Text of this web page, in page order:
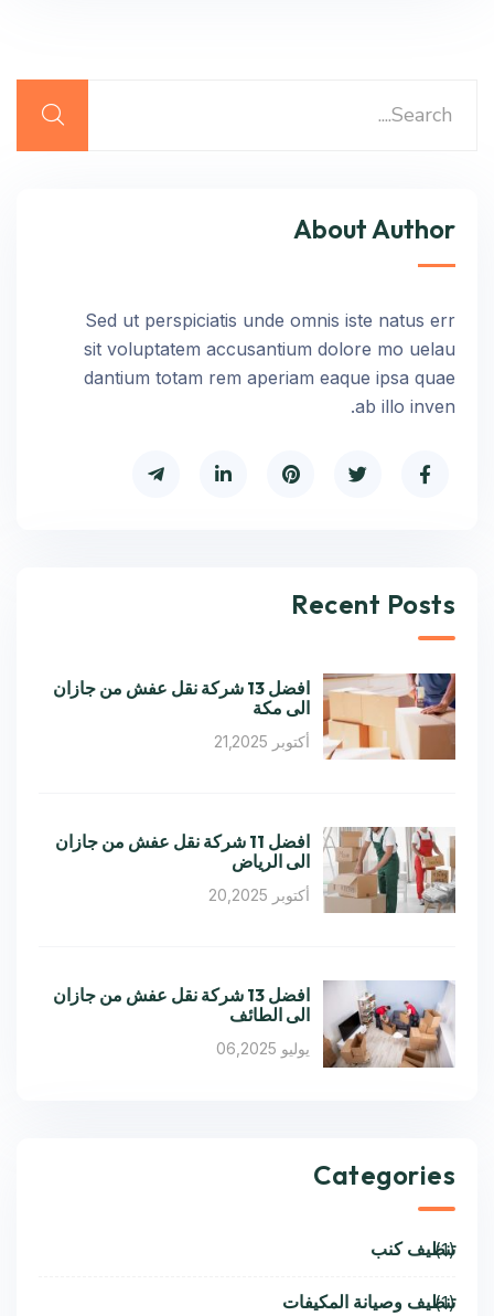
About Author
Sed ut perspiciatis unde omnis iste natus err
sit voluptatem accusantium dolore mo uelau
dantium totam rem aperiam eaque ipsa quae
ab illo inven.
Recent Posts
افضل 13 شركة نقل عفش من جازان
الى مكة
أكتوبر 21,2025
افضل 11 شركة نقل عفش من جازان
الى الرياض
أكتوبر 20,2025
افضل 13 شركة نقل عفش من جازان
الى الطائف
يوليو 06,2025
Categories
تنظيف كنب
(1)
تنظيف وصيانة المكيفات
(1)